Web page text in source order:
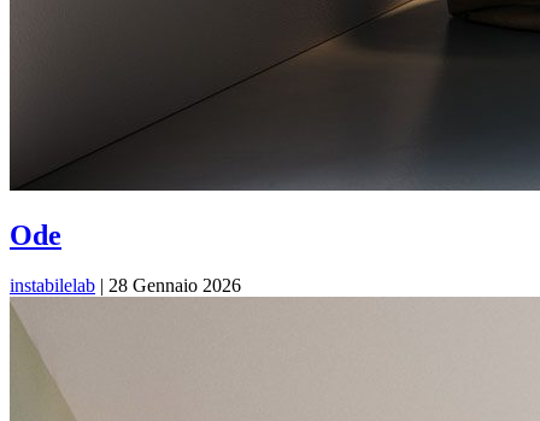
Ode
instabilelab 28 Gennaio 2026